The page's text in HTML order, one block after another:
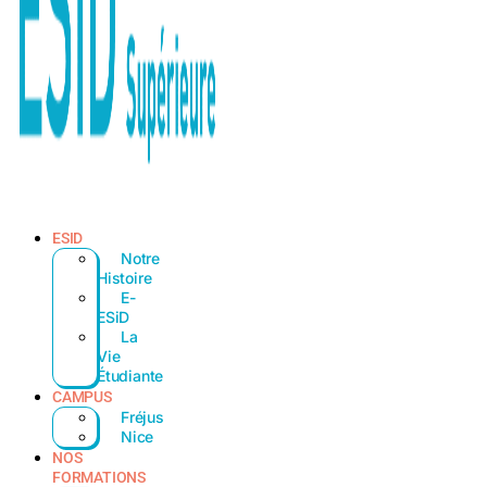
ESID
Notre
Histoire
E-
ESiD
La
Vie
Étudiante
CAMPUS
Fréjus
Nice
NOS
FORMATIONS